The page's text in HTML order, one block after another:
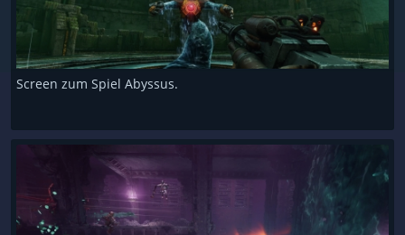
Screen zum Spiel Abyssus.